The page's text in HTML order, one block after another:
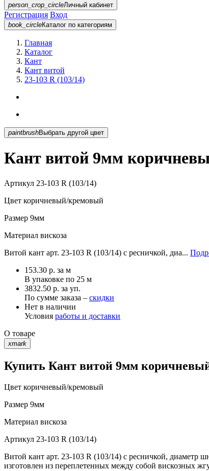
person_crop_circleЛичный кабинет
Регистрация Вход
book_circleКаталог по категориям
Главная
Каталог
Кант
Кант витой
23-103 R (103/14)
paintbrush Выбрать другой цвет
Кант витой 9мм
Артикул 23-103 R (103/14)
Цвет коричневый/кремовый
Размер 9мм
Материал вискоза
Витой кант арт. 23-103 R (103/14) с ресничкой, диа...
153.30 р. за м
В упаковке по 25 м
3832.50 р. за уп.
По сумме заказа – скидки
Нет в наличии
Условия работы и доставки
О товаре
xmark
Купить Кант витой 9мм
Цвет коричневый/кремовый
Размер 9мм
Материал вискоза
Артикул 23-103 R (103/14)
Витой кант арт. 23-103 R (103/14) с ресничкой, диаметр
изготовлен из переплетенных между собой вискозных